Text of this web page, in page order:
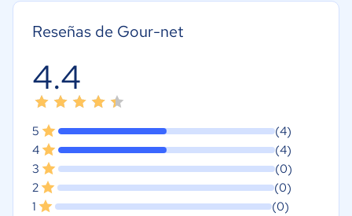
Reseñas de Gour-net
4.4
5
(4)
4
(4)
3
(0)
2
(0)
1
(0)